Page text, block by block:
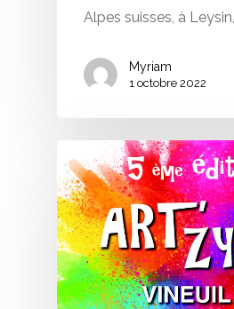
Alpes suisses, à
Myriam
1 octobre 2022